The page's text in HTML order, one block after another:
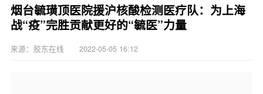
烟台毓璜顶医院援沪核酸检测医疗队：为上海
战“疫”完胜贡献更好的“毓医”力量
来源：胶东在线 2022-05-05 16:12